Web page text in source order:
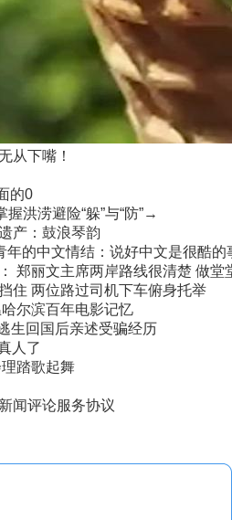
从下嘴！
的0
洪涝避险“躲”与“防”→
产：鼓浪琴韵
年的中文情结：说好中文是很酷的
郑丽文主席两岸路线很清楚 做堂
住 两位路过司机下车俯身托举
尔滨百年电影记忆
生回国后亲述受骗经历
人了
踏歌起舞
闻评论服务协议